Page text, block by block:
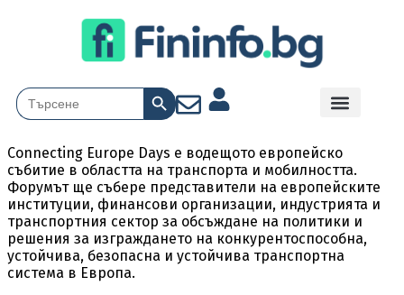
Search
for:
Search Button
Connecting Europe Days е водещото европейско
събитие в областта на транспорта и мобилността.
Форумът ще събере представители на европейските
институции, финансови организации, индустрията и
транспортния сектор за обсъждане на политики и
решения за изграждането на конкурентоспособна,
устойчива, безопасна и устойчива транспортна
система в Европа.